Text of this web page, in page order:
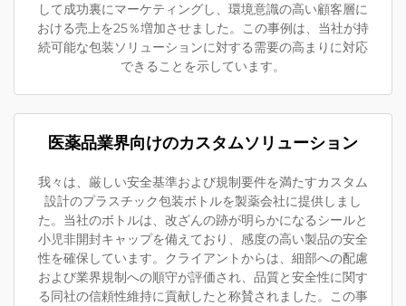
して成功裏にマーケティングし、環境意識の高い顧客層に
おける売上を25％増加させました。この事例は、当社が持
続可能な包装ソリューションに対する需要の高まりに対応
できることを示しています。
医薬品業界向けのカスタムソリューション
我々は、厳しい安全基準および規制要件を満たすカスタム
設計のプラスチック包装ボトルを製薬会社に提供しまし
た。当社のボトルは、改ざんの跡が明らかになるシールと
小児非開封キャップを備えており、感度の高い製品の安全
性を確保しています。クライアントからは、細部への配慮
および業界規制への順守が評価され、品質と安全性に関す
る同社の信頼性維持に貢献したと称賛されました。この事